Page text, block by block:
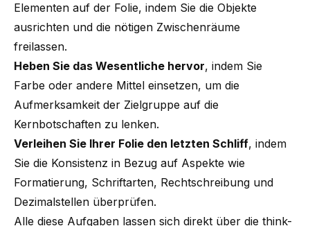
Elementen auf der Folie, indem Sie die Objekte
ausrichten und die nötigen Zwischenräume
freilassen.
Heben Sie das Wesentliche hervor, indem Sie
Farbe oder andere Mittel einsetzen, um die
Aufmerksamkeit der Zielgruppe auf die
Kernbotschaften zu lenken.
Verleihen Sie Ihrer Folie den letzten Schliff, indem
Sie die Konsistenz in Bezug auf Aspekte wie
Formatierung, Schriftarten, Rechtschreibung und
Dezimalstellen überprüfen.
Alle diese Aufgaben lassen sich direkt über die think-